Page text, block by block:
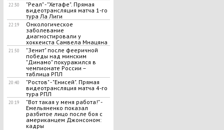
22:30
"Реал" - "Хетафе". Прямая
видеотрансляция матча 1-го
тура Ла Лиги
22:19
Онкологическое
заболевание
диагностировали у
хоккеиста Самвела Мнацяна
21:50
"Зенит" после фееричной
победы над минским
"Динамо" покуражился в
чемпионате России –
таблица РПЛ
20:40
"Ростов" - "Енисей". Прямая
видеотрансляция матча 4-го
тура РПЛ
20:19
"Вот такая у меня работа!" -
Емельяненко показал
разбитое лицо после боя с
американцем Джонсоном:
кадры